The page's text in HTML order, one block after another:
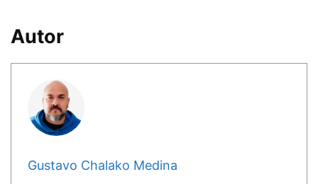
Autor
Gustavo Chalako Medina